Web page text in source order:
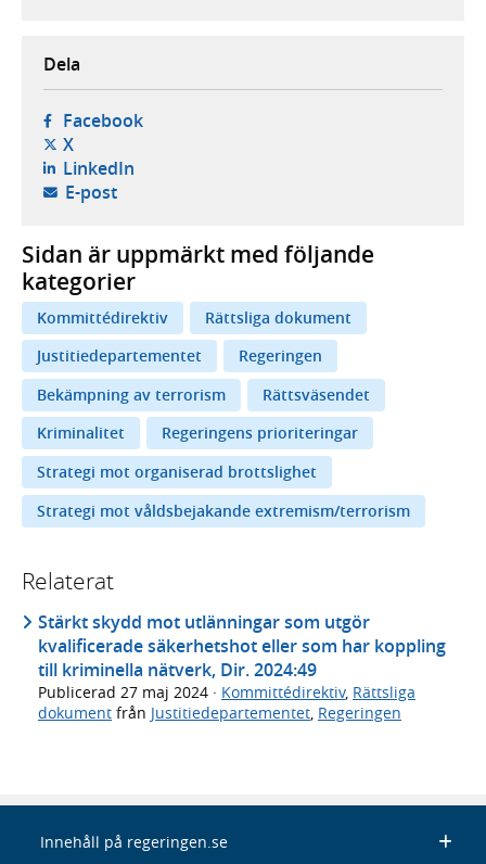
Dela
Facebook- öppnas i ny flik, extern webbplats,
X- öppnas i ny flik, extern webbplats,
LinkedIn- öppnas i ny flik, extern webbplats,
E-post- öppnar din e-postklient,
Sidan är uppmärkt med följande
kategorier
Kommittédirektiv
Rättsliga dokument
Justitiedepartementet
Regeringen
Bekämpning av terrorism
Rättsväsendet
Kriminalitet
Regeringens prioriteringar
Strategi mot organiserad brottslighet
Strategi mot våldsbejakande extremism/terrorism
Relaterat
Stärkt skydd mot utlänningar som utgör
kvalificerade säkerhetshot eller som har koppling
till kriminella nätverk, Dir. 2024:49
Publicerad 27 maj 2024 · Kommittédirektiv, Rättsliga
dokument från Justitiedepartementet Regeringen
Innehåll på regeringen.se